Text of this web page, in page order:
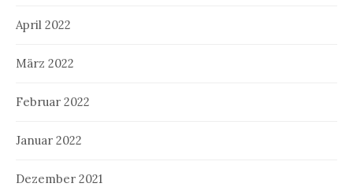
April 2022
März 2022
Februar 2022
Januar 2022
Dezember 2021